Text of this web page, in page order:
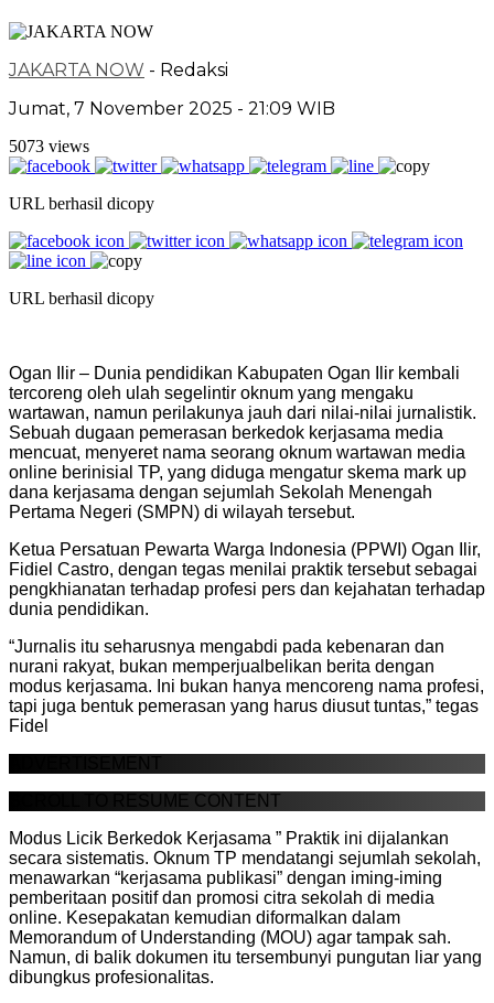
JAKARTA NOW - Redaksi
Jumat, 7 November 2025 - 21:09 WIB
5073 views
URL berhasil dicopy
URL berhasil dicopy
Ogan Ilir – Dunia pendidikan Kabupaten Ogan Ilir kembali
tercoreng oleh ulah segelintir oknum yang mengaku
wartawan, namun perilakunya jauh dari nilai-nilai jurnalistik.
Sebuah dugaan pemerasan berkedok kerjasama media
mencuat, menyeret nama seorang oknum wartawan media
online berinisial TP, yang diduga mengatur skema mark up
dana kerjasama dengan sejumlah Sekolah Menengah
Pertama Negeri (SMPN) di wilayah tersebut.
Ketua Persatuan Pewarta Warga Indonesia (PPWI) Ogan Ilir,
Fidiel Castro, dengan tegas menilai praktik tersebut sebagai
pengkhianatan terhadap profesi pers dan kejahatan terhadap
dunia pendidikan.
“Jurnalis itu seharusnya mengabdi pada kebenaran dan
nurani rakyat, bukan memperjualbelikan berita dengan
modus kerjasama. Ini bukan hanya mencoreng nama profesi,
tapi juga bentuk pemerasan yang harus diusut tuntas,” tegas
Fidel
ADVERTISEMENT
SCROLL TO RESUME CONTENT
Modus Licik Berkedok Kerjasama ” Praktik ini dijalankan
secara sistematis. Oknum TP mendatangi sejumlah sekolah,
menawarkan “kerjasama publikasi” dengan iming-iming
pemberitaan positif dan promosi citra sekolah di media
online. Kesepakatan kemudian diformalkan dalam
Memorandum of Understanding (MOU) agar tampak sah.
Namun, di balik dokumen itu tersembunyi pungutan liar yang
dibungkus profesionalitas.